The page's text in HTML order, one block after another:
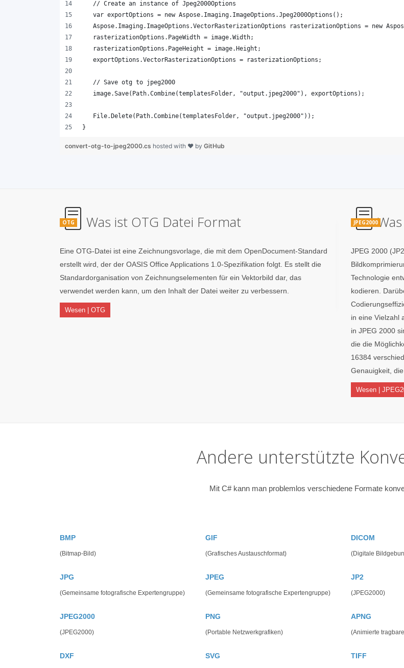
}
convert-otg-to-jpeg2000.cs hosted with ❤ by GitHub
OTG Was ist OTG Datei Format
Eine OTG-Datei ist eine Zeichnungsvorlage, die mit dem OpenDocument-Standard
erstellt wird, der der OASIS Office Applications 1.0-Spezifikation folgt. Es stellt die
Standardorganisation von Zeichnungselementen für ein Vektorbild dar, das
verwendet werden kann, um den Inhalt der Datei weiter zu verbessern.
Wesen | OTG
JPEG2000Was
JPEG 2000
Technologie
kodieren.
in eine Vielzahl
in JPEG 2000
die die
16384
Genauigkeit,
Wesen |
Andere unterstützte
Mit C# kann man problemlos verschiedene Formate
BMP
(Bitmap-Bild)
GIF
(Grafisches Austauschformat)
DICOM
(Digitale
JPG
(Gemeinsame fotografische Expertengruppe)
JPEG
(Gemeinsame fotografische Expertengruppe)
JP2
(JPEG2000)
JPEG2000
(JPEG2000)
PNG
(Portable Netzwerkgrafiken)
APNG
(Animierte
DXF SVG TIFF